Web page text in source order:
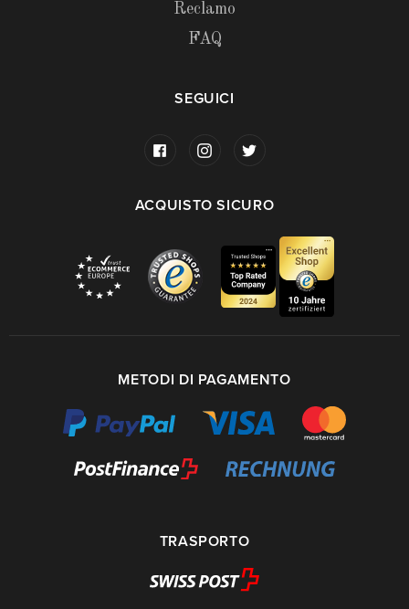
Reclamo
FAQ
SEGUICI
ACQUISTO SICURO
METODI DI PAGAMENTO
TRASPORTO